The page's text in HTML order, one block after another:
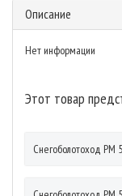
Описание
Нет информации
Этот товар
Снегоболотоход РМ